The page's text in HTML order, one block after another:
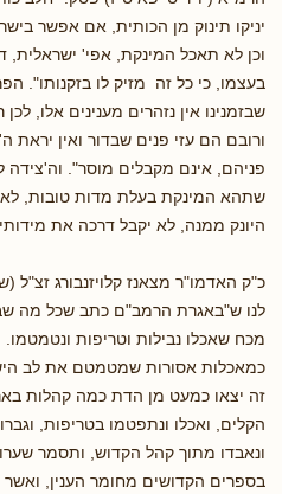
יניקו תינוק מן הכותית, אם אפשר
וכן לא תאכל המינקת, אפי' ישראלית,
בעצמו, כי כל זה מזיק לו בזקנותו".
שבזמנינו אין נזהרים מענינים אלו,
ורובם הם עזי פנים שבדור ואין יראת
פניהם, אינם מקבלים מוסר".
שתהא המינקת בעלת מדות טובות, לא
היונק ממנה, לא יקבל דרכה את
כ"ק האדמו"ר מצאנז קלויזנבורג זצ"ל
לנו ש"באגרת הרמב"ם כתב שכל מה
מכח שאכלו נבילות וטריפות ונטמטמו.
כמאכלות אסורות שמטמטם את לב
זה יצאו כמעט מן הדת כמה קהלות
הקלים, ואכלו ונתפטמו בטריפות,
ונאבדו מתוך קהל הקדוש, ותסמר
בספרים הקדושים מחומר הענין, ואשר